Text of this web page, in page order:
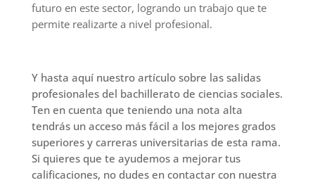
futuro en este sector, logrando un trabajo que te
permite realizarte a nivel profesional.
Y hasta aquí nuestro artículo sobre las salidas
profesionales del bachillerato de ciencias sociales.
Ten en cuenta que teniendo una nota alta
tendrás un acceso más fácil a los mejores grados
superiores y carreras universitarias de esta rama.
Si quieres que te ayudemos a mejorar tus
calificaciones, no dudes en contactar con nuestra